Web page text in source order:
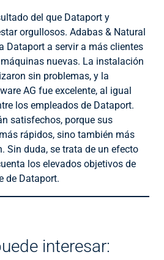
del que Dataport y
orgullosos. Adabas & Natural
Dataport a servir a más clientes
nuevas. La instalación
sin problemas, y la
AG fue excelente, al igual
los empleados de Dataport.
satisfechos, porque sus
rápidos, sino también más
Sin duda, se trata de un efecto
los elevados objetivos de
de Dataport.
interesar: